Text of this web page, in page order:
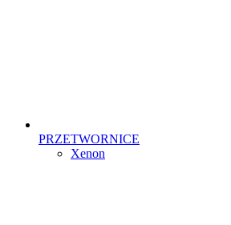
PRZETWORNICE
Xenon